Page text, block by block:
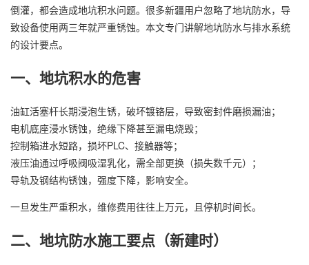
倒灌，都会造成地坑积水问题。很多新疆用户忽略了地坑防水，导
致设备使用两三年就严重锈蚀。本文专门讲解地坑防水与排水系统
的设计要点。
一、地坑积水的危害
油缸活塞杆长期浸泡生锈，破坏镀铬层，导致密封件磨损漏油；
电机底座浸水锈蚀，绝缘下降甚至漏电烧毁；
控制箱进水短路，损坏PLC、接触器等；
液压油通过呼吸阀吸湿乳化，需全部更换（损失数千元）；
导轨及钢结构锈蚀，强度下降，影响安全。
一旦发生严重积水，维修费用往往上万元，且停机时间长。
二、地坑防水施工要点（新建时）